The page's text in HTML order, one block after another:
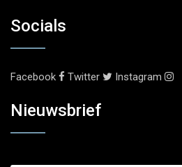
Socials
Facebook Twitter Instagram
Nieuwsbrief